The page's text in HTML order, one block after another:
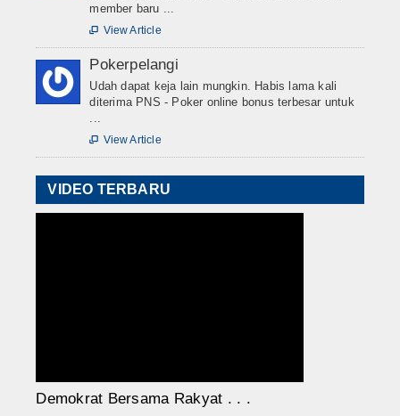
member baru ...
 View Article
Pokerpelangi
Udah dapat keja lain mungkin. Habis lama kali
diterima PNS - Poker online bonus terbesar untuk
 View Article
VIDEO TERBARU
Demokrat Bersama Rakyat . . .